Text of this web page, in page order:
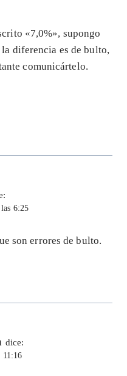
«7,0%», supongo
la diferencia es de bulto,
comunicártelo.
6:25
son errores de bulto.
dice:
11:16